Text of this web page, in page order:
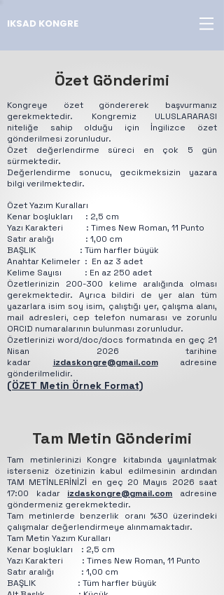
IKSAD KONGRE
Özet Gönderimi
Kongreye özet göndererek başvurmanız
gerekmektedir. Kongremiz ULUSLARARASI
niteliğe sahip olduğu için İngilizce özet
gönderilmesi zorunludur.
Özet değerlendirme süreci en çok 5 gün
sürmektedir.
Değerlendirme sonucu, gecikmeksizin yazara
bilgi verilmektedir.
Özet Yazım Kuralları
Kenar boşlukları : 2,5 cm
Yazı Karakteri : Times New Roman, 11 Punto
Satır aralığı : 1,00 cm
BAŞLIK : Tüm harfler büyük
Anahtar Kelimeler : En az 3 adet
Kelime Sayısı : En az 250 adet
Özetlerinizin 200-300 kelime aralığında olması
gerekmektedir. Ayrıca bildiri de yer alan tüm
yazarlara isim soy isim, çalıştığı yer, çalışma alanı,
mail adresleri, cep telefon numarası ve zorunlu
ORCID numaralarının bulunması zorunludur.
Özetlerinizi word/doc/docs formatında en geç 21
Nisan 2026 tarihine
kadar izdaskongre@gmail.comadresine
gönderilmelidir.
(ÖZET Metin Örnek Format)
Tam Metin Gönderimi
Tam metinlerinizi Kongre kitabında yayınlatmak
isterseniz özetinizin kabul edilmesinin ardından
TAM METİNLERİNİZİ en geç 20 Mayıs 2026 saat
17:00 kadar izdaskongre@gmail.com adresine
göndermeniz gerekmektedir.
Tam metinlerde benzerlik oranı %30 üzerindeki
çalışmalar değerlendirmeye alınmamaktadır.
Tam Metin Yazım Kuralları
Kenar boşlukları : 2,5 cm
Yazı Karakteri : Times New Roman, 11 Punto
Satır aralığı : 1,00 cm
BAŞLIK : Tüm harfler büyük